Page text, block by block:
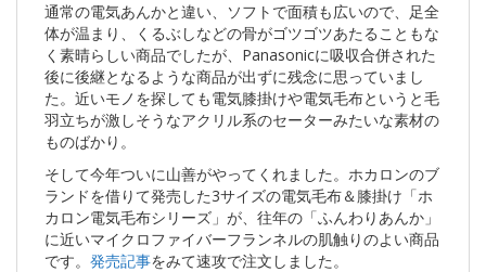
通常の電気あんかと違い、ソフトで面積も広いので、足全
体が温まり、くるぶしなどの骨がゴツゴツあたることもな
く素晴らしい商品でしたが、Panasonicに吸収合併された
後に後継となるような商品が出ずに残念に思っていまし
た。近いモノを探しても電気膝掛けや電気毛布というと毛
羽立ちが激しそうなアクリル系のセーターみたいな素材の
ものばかり。
そして今年ついに山善がやってくれました。ホカロンのブ
ランドを借りて発売した3サイズの電気毛布＆膝掛け「ホ
カロン電気毛布シリーズ」が、往年の「ふんわりあんか」
に近いマイクロファイバーフランネルの肌触りのよい商品
です。 発売記事をみて速攻で注文しました。